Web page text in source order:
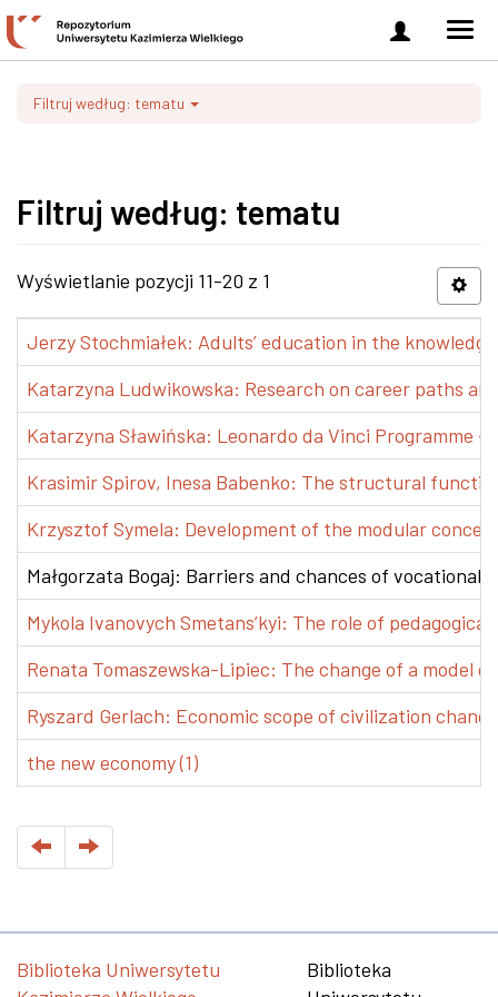
Zaloguj
się
Filtruj według: tematu
Filtruj według: tematu
Wyświetlanie pozycji 11-20 z 1
Jerzy Stochmiałek: Adults’ education in the
Katarzyna Ludwikowska: Research on career paths
Katarzyna Sławińska: Leonardo da Vinci Programme
Krasimir Spirov, Inesa Babenko: The structural
Krzysztof Symela: Development of the modular
Małgorzata Bogaj: Barriers and chances of vocational
Mykola Ivanovych Smetans’kyi: The role of
Renata Tomaszewska-Lipiec: The change of a model
Ryszard Gerlach: Economic scope of civilization
the new economy (1)
Biblioteka Uniwersytetu
Biblioteka